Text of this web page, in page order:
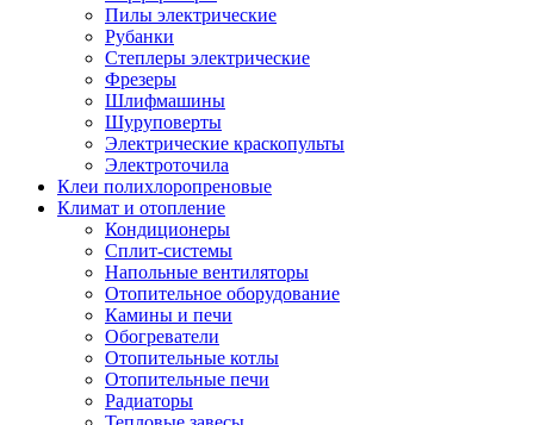
Пилы электрические
Рубанки
Степлеры электрические
Фрезеры
Шлифмашины
Шуруповерты
Электрические краскопульты
Электроточила
Клеи полихлоропреновые
Климат и отопление
Кондиционеры
Сплит-системы
Напольные вентиляторы
Отопительное оборудование
Камины и печи
Обогреватели
Отопительные котлы
Отопительные печи
Радиаторы